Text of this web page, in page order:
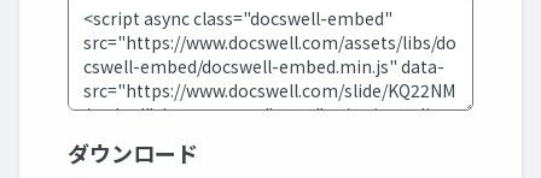
ダウンロード